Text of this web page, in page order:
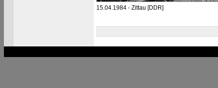
15.04.1984 - Zittau [DDR]